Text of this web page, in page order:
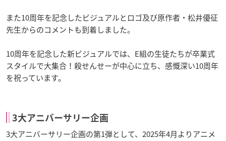
また10周年を記念したビジュアルとロゴ及び原作者・松井優征
先生からのコメントも到着しました。
10周年を記念した新ビジュアルでは、E組の生徒たちが卒業式
スタイルで大集合！殺せんせーが中心に立ち、感慨深い10周年
を祝っています。
3大アニバーサリー企画
3大アニバーサリー企画の第1弾として、2025年4月よりアニメ